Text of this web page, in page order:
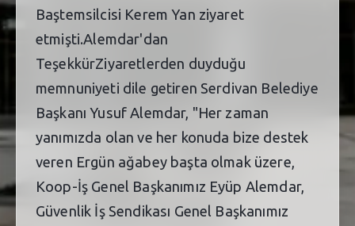
Baştemsilcisi Kerem Yan ziyaret
etmişti.Alemdar'dan
TeşekkürZiyaretlerden duyduğu
memnuniyeti dile getiren Serdivan Belediye
Başkanı Yusuf Alemdar, "Her zaman
yanımızda olan ve her konuda bize destek
veren Ergün ağabey başta olmak üzere,
Koop-İş Genel Başkanımız Eyüp Alemdar,
Güvenlik İş Sendikası Genel Başkanımız